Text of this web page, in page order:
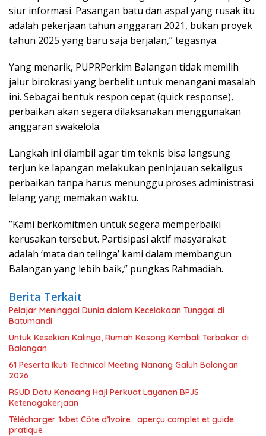
siur informasi. Pasangan batu dan aspal yang rusak itu
adalah pekerjaan tahun anggaran 2021, bukan proyek
tahun 2025 yang baru saja berjalan,” tegasnya.
​Yang menarik, PUPRPerkim Balangan tidak memilih
jalur birokrasi yang berbelit untuk menangani masalah
ini. Sebagai bentuk respon cepat (quick response),
perbaikan akan segera dilaksanakan menggunakan
anggaran swakelola.
​Langkah ini diambil agar tim teknis bisa langsung
terjun ke lapangan melakukan peninjauan sekaligus
perbaikan tanpa harus menunggu proses administrasi
lelang yang memakan waktu.
​”Kami berkomitmen untuk segera memperbaiki
kerusakan tersebut. Partisipasi aktif masyarakat
adalah ‘mata dan telinga’ kami dalam membangun
Balangan yang lebih baik,” pungkas Rahmadiah.
Berita Terkait
Pelajar Meninggal Dunia dalam Kecelakaan Tunggal di
Batumandi
Untuk Kesekian Kalinya, Rumah Kosong Kembali Terbakar di
Balangan
61 Peserta Ikuti Technical Meeting Nanang Galuh Balangan
2026
RSUD Datu Kandang Haji Perkuat Layanan BPJS
Ketenagakerjaan
Télécharger 1xbet Côte d’Ivoire : aperçu complet et guide
pratique